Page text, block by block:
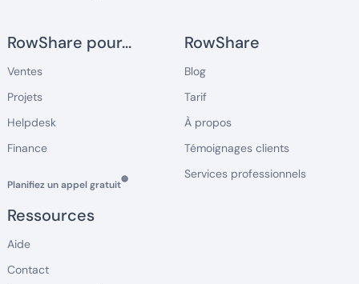
RowShare pour...
Ventes
Projets
Helpdesk
Finance
Planifiez un appel gratuit🔵
RowShare
Blog
Tarif
À propos
Témoignages clients
Services professionnels
Ressources
Aide
Contact